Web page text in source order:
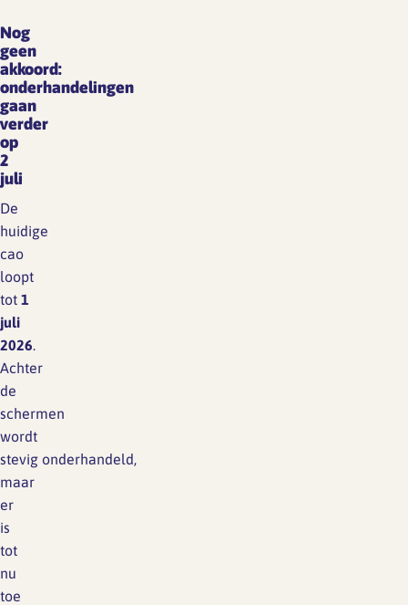
Nog
geen
akkoord:
onderhandelingen
gaan
verder
op
2
juli
De
huidige
cao
loopt
tot 1
juli
2026.
Achter
de
schermen
wordt
stevig onderhandeld,
maar
er
is
tot
nu
toe